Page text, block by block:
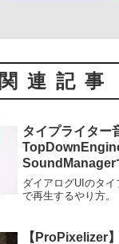
関連記事
タイプライター
SoundManager
【Dialogue
ダイアログUIのタ
で再生するやり方。
【ProPixelizer